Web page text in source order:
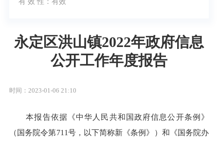
永定区洪山镇2022年政府信息
公开工作年度报告
时间：2023-01-06 21:10
本报告依据《中华人民共和国政府信息公开条例》
（国务院令第711号，以下简称新《条例》）和《国务院办